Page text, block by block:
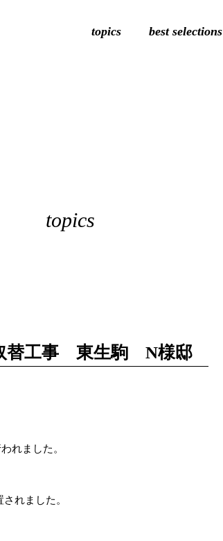
topics best selections
topics
替工事 東生駒 N様邸
れました。
れました。